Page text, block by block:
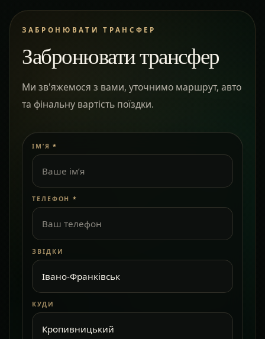
ЗАБРОНЮВАТИ ТРАНСФЕР
Забронювати трансфер
Ми зв'яжемося з вами, уточнимо маршрут, авто
та фінальну вартість поїздки.
ІМ’Я *
ТЕЛЕФОН *
ЗВІДКИ
КУДИ